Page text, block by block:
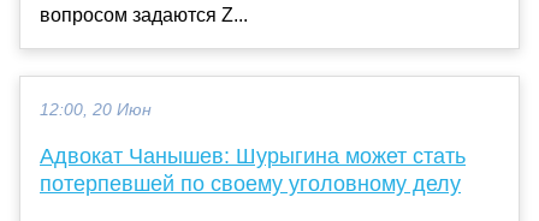
вопросом задаются Z...
12:00, 20 Июн
Адвокат Чанышев: Шурыгина может стать
потерпевшей по своему уголовному делу